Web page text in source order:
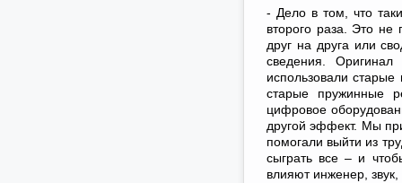
- Дело в том, что
второго раза. Это не
друг на друга или
сведения.
использовали
старые пружинные
цифровое
другой эффект. Мы
помогали выйти из
сыграть все – и
влияют инженер,